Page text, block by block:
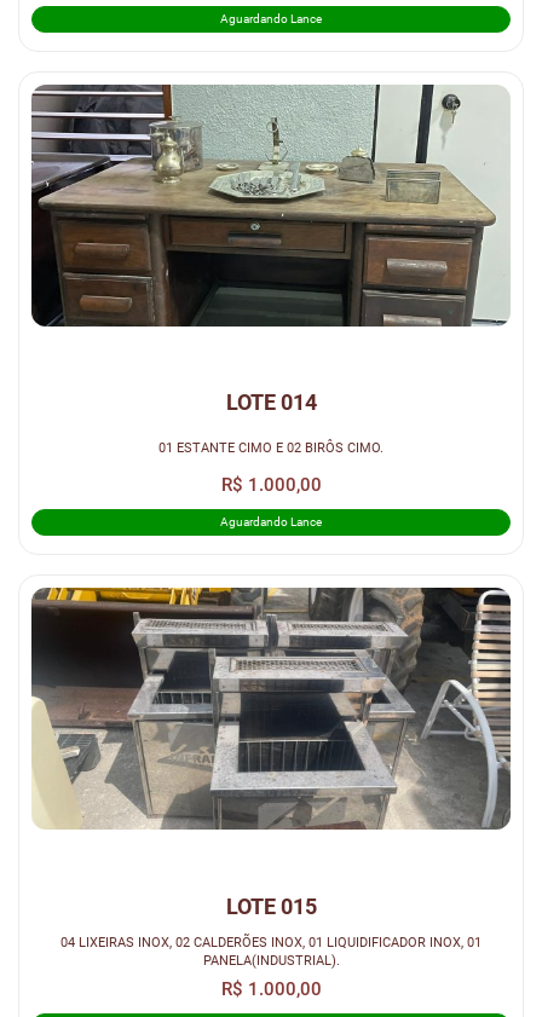
Aguardando Lance
LOTE 014
01 ESTANTE CIMO E 02 BIRÔS CIMO.
R$ 1.000,00
Aguardando Lance
LOTE 015
04 LIXEIRAS INOX, 02 CALDERÕES INOX, 01 LIQUIDIFICADOR INOX, 01
PANELA(INDUSTRIAL).
R$ 1.000,00